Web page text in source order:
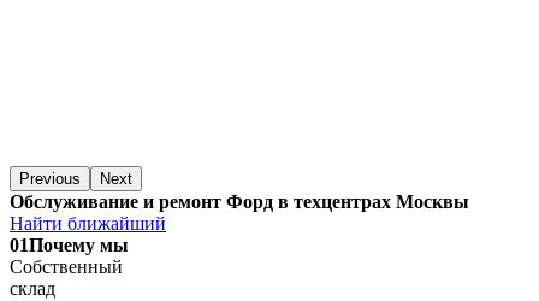
Previous Next
Обслуживание и ремонт Форд в техцентрах Москвы
Найти ближайший
01Почему мы
Собственный
склад